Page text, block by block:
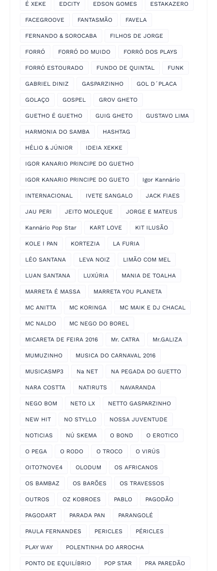
É XEKE EDCITY EDSON GOMES ESTAKAZERO
FACEGROOVE FANTASMÃO FAVELA
FERNANDO & SOROCABA FILHOS DE JORGE
FORRÓ FORRÓ DO MUIDO FORRÓ DOS PLAYS
FORRÓ ESTOURADO FUNDO DE QUINTAL FUNK
GABRIEL DINIZ GASPARZINHO GOL D´PLACA
GOLAÇO GOSPEL GROV GHETO
GUETHO É GUETHO GUIG GHETO GUSTAVO LIMA
HARMONIA DO SAMBA HASHTAG
HÉLIO & JÚNIOR IDEIA XEKKE
IGOR KANARIO PRINCIPE DO GUETHO
IGOR KANARIO PRINCIPE DO GUETO Igor Kannário
INTERNACIONAL IVETE SANGALO JACK FIAES
JAU PERI JEITO MOLEQUE JORGE E MATEUS
Kannário Pop Star KART LOVE KIT ILUSÃO
KOLE I PAN KORTEZIA LA FURIA
LÉO SANTANA LEVA NOIZ LIMÃO COM MEL
LUAN SANTANA LUXÚRIA MANIA DE TOALHA
MARRETA É MASSA MARRETA YOU PLANETA
MC ANITTA MC KORINGA MC MAIK E DJ CHACAL
MC NALDO MC NEGO DO BOREL
MICARETA DE FEIRA 2016 Mr. CATRA Mr.GALIZA
MUMUZINHO MUSICA DO CARNAVAL 2016
MUSICASMP3 Na NET NA PEGADA DO GUETTO
NARA COSTTA NATIRUTS NAVARANDA
NEGO BOM NETO LX NETTO GASPARZINHO
NEW HIT NO STYLLO NOSSA JUVENTUDE
NOTICIAS NÚ SKEMA O BOND O EROTICO
O PEGA O RODO O TROCO O VIRÚS
OITO7NOVE4 OLODUM OS AFRICANOS
OS BAMBAZ OS BARÕES OS TRAVESSOS
OUTROS OZ KOBROES PABLO PAGODÃO
PAGODART PARADA PAN PARANGOLÉ
PAULA FERNANDES PERICLES PÉRICLES
PLAY WAY POLENTINHA DO ARROCHA
PONTO DE EQUILÍBRIO POP STAR PRA PAREDÃO